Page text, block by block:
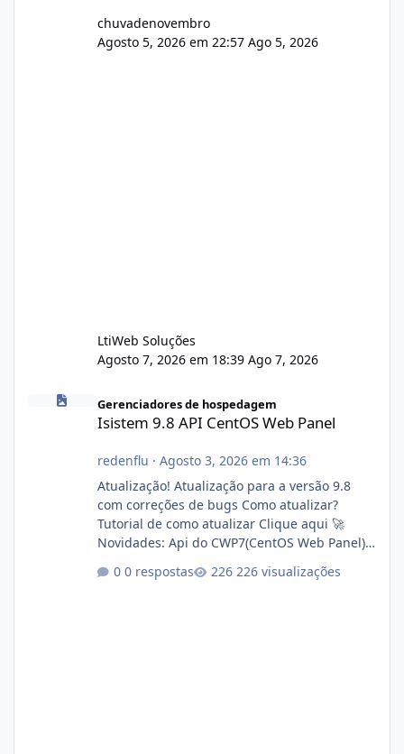
chuvadenovembro
Agosto 5, 2026 em 22:57 Ago 5, 2026
LtiWeb Soluções
Agosto 7, 2026 em 18:39 Ago 7, 2026
Isistem 9.8 API CentOS Web Panel
Gerenciadores de hospedagem
Isistem 9.8 API CentOS Web Panel
redenflu · Agosto 3, 2026 em 14:36
Atualização! Atualização para a versão 9.8
com correções de bugs Como atualizar?
Tutorial de como atualizar Clique aqui 🚀
Novidades: Api do CWP7(CentOS Web Panel)
autorizado a usasr o isistem:
0 respostas 226 visualizações